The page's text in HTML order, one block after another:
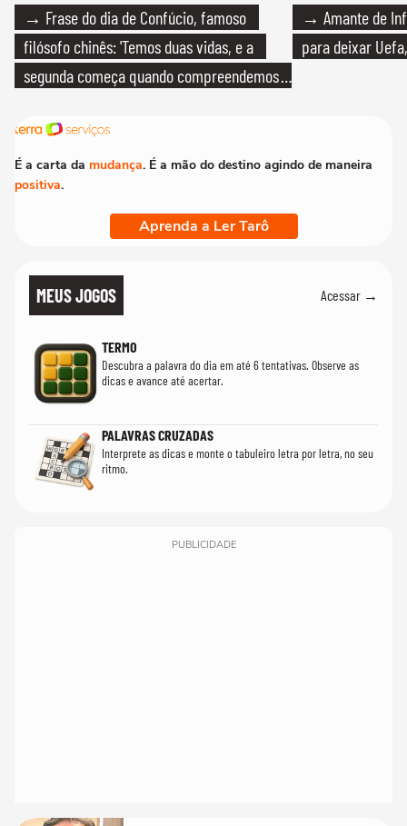
→ Frase do dia de Confúcio, famoso
filósofo chinês: 'Temos duas vidas, e a
segunda começa quando compreendemos
→ Amante de
para deixar
É a carta da mudança. É a mão do destino agindo de maneira
positiva.
Aprenda a Ler Tarô
MEUS JOGOS Acessar →
TERMO
Descubra a palavra do dia em até 6 tentativas. Observe as
dicas e avance até acertar.
PALAVRAS CRUZADAS
Interprete as dicas e monte o tabuleiro letra por letra, no seu
ritmo.
PUBLICIDADE